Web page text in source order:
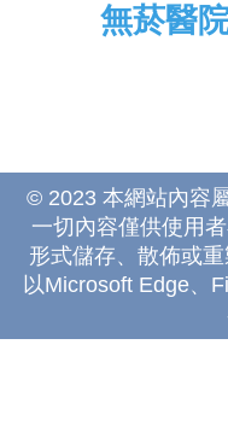
無菸醫
© 2023 本網站內容
一切內容僅供使用
形式儲存、散佈或
以Microsoft Edge、